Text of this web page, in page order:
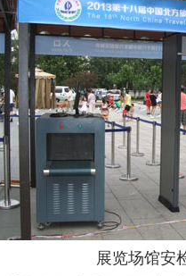
展览场馆安